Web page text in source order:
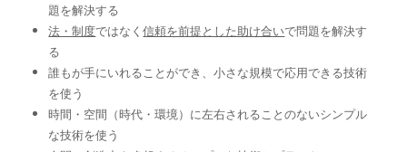
題を解決する
法・制度ではなく信頼を前提とした助け合いで問題を解決す
る
誰もが手にいれることができ、小さな規模で応用できる技術
を使う
時間・空間（時代・環境）に左右されることのないシンプル
な技術を使う